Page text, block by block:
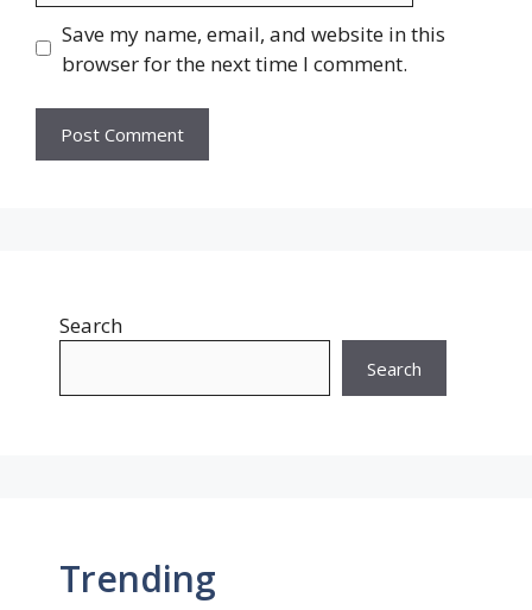
Save my name, email, and website in this
browser for the next time I comment.
Search
Search
Trending